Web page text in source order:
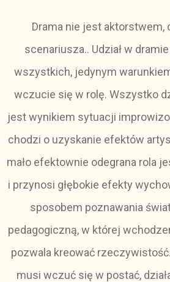
Drama nie jest aktorstwem,
scenariusza.. Udział w
wszystkich, jedynym
wczucie się w rolę. Wszystko
jest wynikiem sytuacji
chodzi o uzyskanie efektów
mało efektownie odegrana rola
i przynosi głębokie efekty
sposobem poznawania
pedagogiczną, w której
pozwala kreować
musi wczuć się w postać,